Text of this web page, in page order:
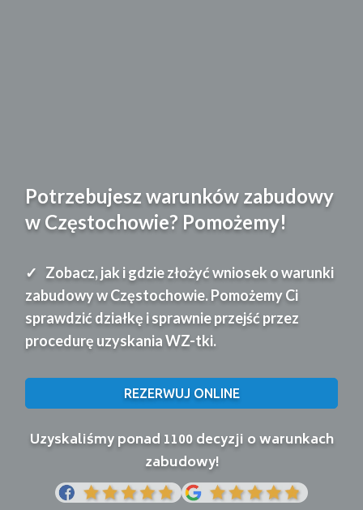
Potrzebujesz warunków zabudowy
w Częstochowie? Pomożemy!
Zobacz, jak i gdzie złożyć wniosek o warunki
zabudowy w Częstochowie. Pomożemy Ci
sprawdzić działkę i sprawnie przejść przez
procedurę uzyskania WZ-tki.
REZERWUJ ONLINE
Uzyskaliśmy ponad 1100 decyzji o warunkach
zabudowy!